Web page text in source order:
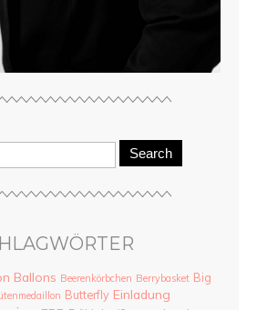
Search
Ballons Beerenkörbchen Berrybasket Big
Butterfly Einladung